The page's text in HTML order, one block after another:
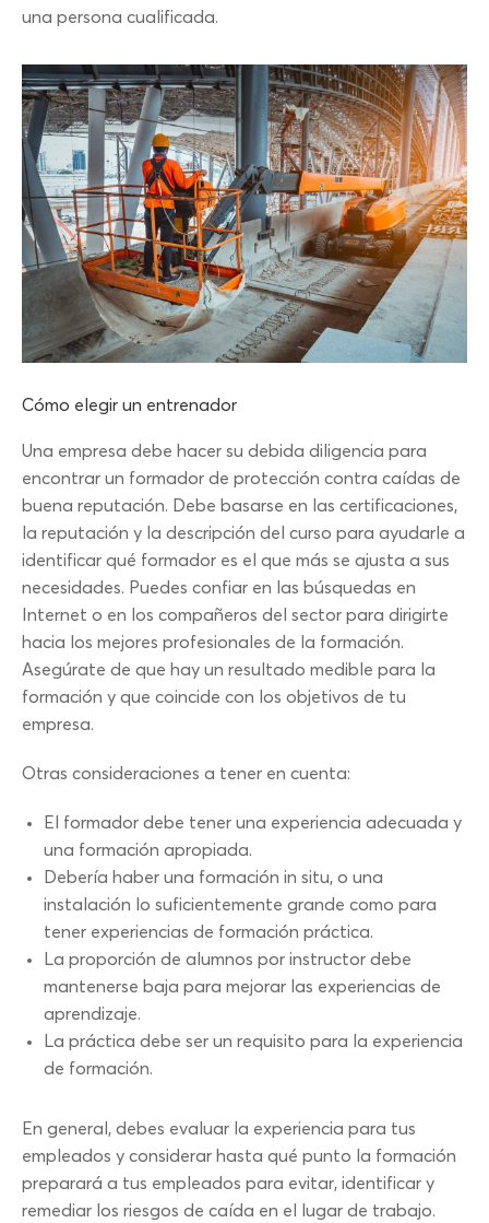
una persona cualificada.
Cómo elegir un entrenador
Una empresa debe hacer su debida diligencia para
encontrar un formador de protección contra caídas de
buena reputación. Debe basarse en las certificaciones,
la reputación y la descripción del curso para ayudarle a
identificar qué formador es el que más se ajusta a sus
necesidades. Puedes confiar en las búsquedas en
Internet o en los compañeros del sector para dirigirte
hacia los mejores profesionales de la formación.
Asegúrate de que hay un resultado medible para la
formación y que coincide con los objetivos de tu
empresa.
Otras consideraciones a tener en cuenta:
El formador debe tener una experiencia adecuada y
una formación apropiada.
Debería haber una formación in situ, o una
instalación lo suficientemente grande como para
tener experiencias de formación práctica.
La proporción de alumnos por instructor debe
mantenerse baja para mejorar las experiencias de
aprendizaje.
La práctica debe ser un requisito para la experiencia
de formación.
En general, debes evaluar la experiencia para tus
empleados y considerar hasta qué punto la formación
preparará a tus empleados para evitar, identificar y
remediar los riesgos de caída en el lugar de trabajo.